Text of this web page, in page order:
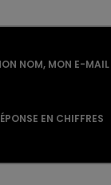
NOM, MON E-
EN CHIFFRES